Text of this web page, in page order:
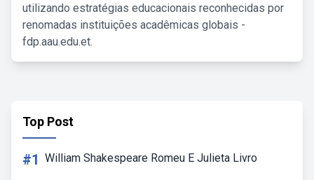
utilizando estratégias educacionais reconhecidas por
renomadas instituições acadêmicas globais -
fdp.aau.edu.et.
Top Post
#1 William Shakespeare Romeu E Julieta Livro